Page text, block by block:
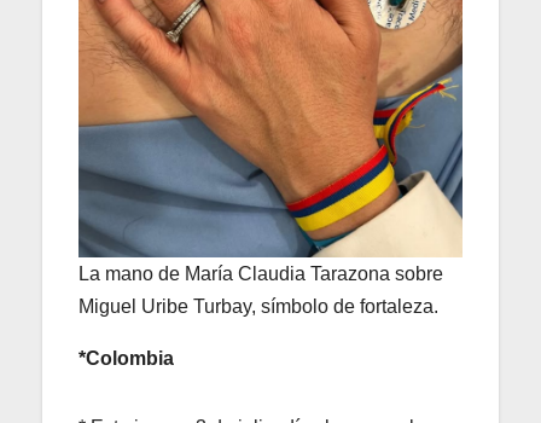
La mano de María Claudia Tarazona sobre
Miguel Uribe Turbay, símbolo de fortaleza.
*Colombia